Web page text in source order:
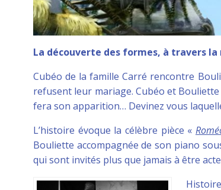
La découverte des formes, à travers
Cubéo de la famille Carré rencontre
refusent leur mariage. Cubéo et
fera son apparition… Devinez vous
L’histoire évoque la célèbre pièce «
Bouliette accompagnée de son piano
qui sont invités plus que jamais à être